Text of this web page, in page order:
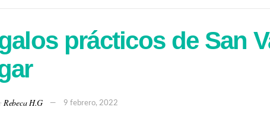
prácticos de San
Rebeca H.G 9 febrero, 2022